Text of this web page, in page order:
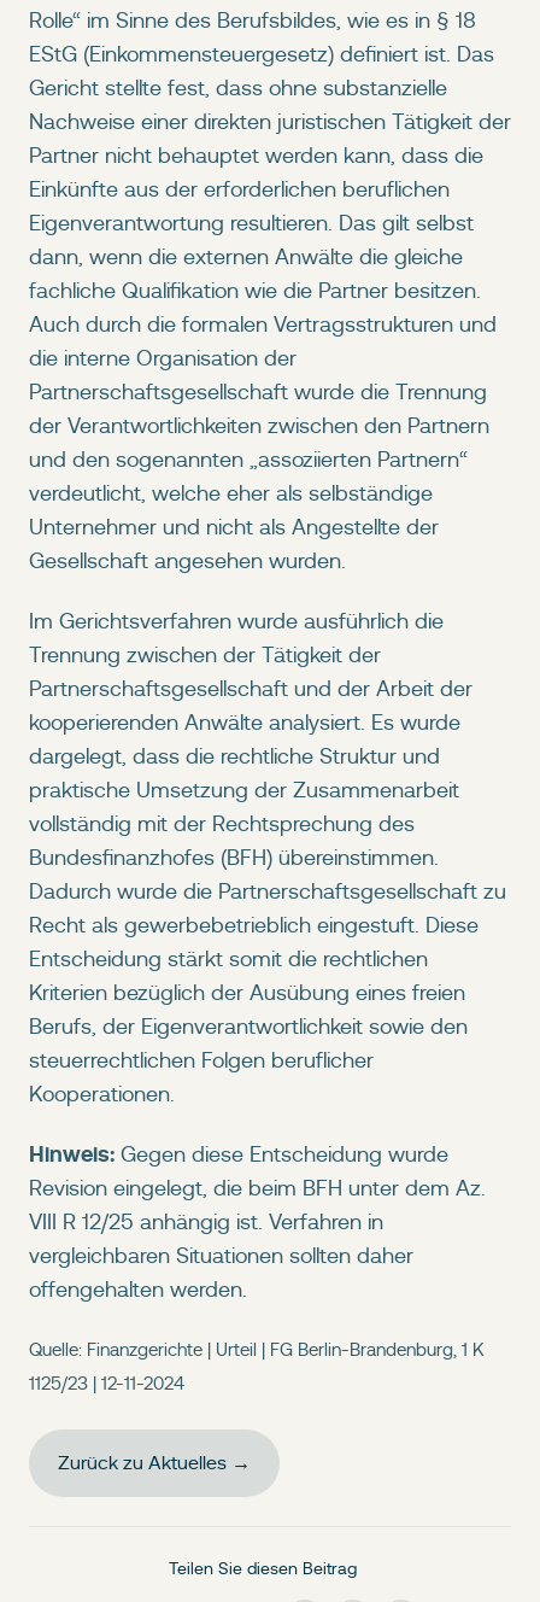
Rolle“ im Sinne des Berufsbildes, wie es in § 18
EStG (Einkommensteuergesetz) definiert ist. Das
Gericht stellte fest, dass ohne substanzielle
Nachweise einer direkten juristischen Tätigkeit der
Partner nicht behauptet werden kann, dass die
Einkünfte aus der erforderlichen beruflichen
Eigenverantwortung resultieren. Das gilt selbst
dann, wenn die externen Anwälte die gleiche
fachliche Qualifikation wie die Partner besitzen.
Auch durch die formalen Vertragsstrukturen und
die interne Organisation der
Partnerschaftsgesellschaft wurde die Trennung
der Verantwortlichkeiten zwischen den Partnern
und den sogenannten „assoziierten Partnern“
verdeutlicht, welche eher als selbständige
Unternehmer und nicht als Angestellte der
Gesellschaft angesehen wurden.
Im Gerichtsverfahren wurde ausführlich die
Trennung zwischen der Tätigkeit der
Partnerschaftsgesellschaft und der Arbeit der
kooperierenden Anwälte analysiert. Es wurde
dargelegt, dass die rechtliche Struktur und
praktische Umsetzung der Zusammenarbeit
vollständig mit der Rechtsprechung des
Bundesfinanzhofes (BFH) übereinstimmen.
Dadurch wurde die Partnerschaftsgesellschaft zu
Recht als gewerbebetrieblich eingestuft. Diese
Entscheidung stärkt somit die rechtlichen
Kriterien bezüglich der Ausübung eines freien
Berufs, der Eigenverantwortlichkeit sowie den
steuerrechtlichen Folgen beruflicher
Kooperationen.
Hinweis: Gegen diese Entscheidung wurde
Revision eingelegt, die beim BFH unter dem Az.
VIII R 12/25 anhängig ist. Verfahren in
vergleichbaren Situationen sollten daher
offengehalten werden.
Quelle: Finanzgerichte | Urteil | FG Berlin-Brandenburg, 1 K
1125/23 | 12-11-2024
Zurück zu Aktuelles →
Teilen Sie diesen Beitrag